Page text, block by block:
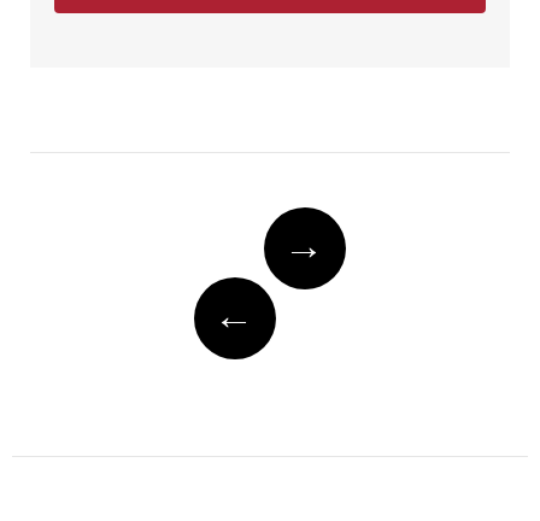
→
←